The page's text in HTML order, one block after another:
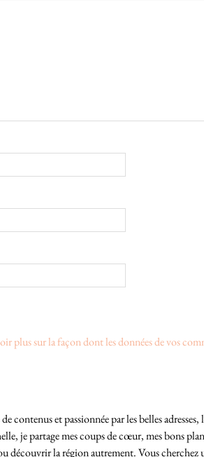
plus sur la façon dont les données de vos
contenus et passionnée par les belles
je partage mes coups de cœur, mes bons
découvrir la région autrement. Vous